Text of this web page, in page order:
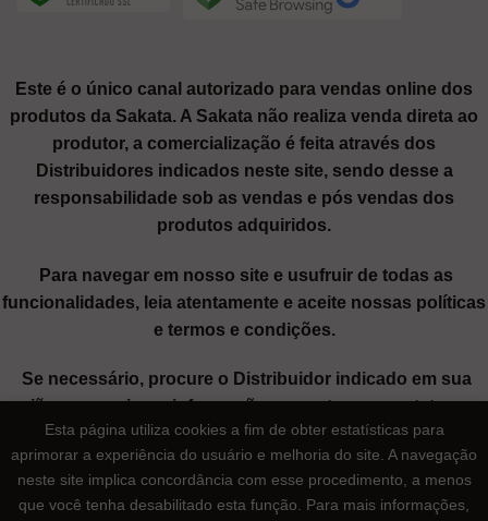
Este é o único canal autorizado para vendas online dos
produtos da Sakata. A Sakata não realiza venda direta ao
produtor, a comercialização é feita através dos
Distribuidores indicados neste site, sendo desse a
responsabilidade sob as vendas e pós vendas dos
produtos adquiridos.
Para navegar em nosso site e usufruir de todas as
funcionalidades, leia atentamente e aceite nossas políticas
e termos e condições.
Se necessário, procure o Distribuidor indicado em sua
região para maiores informações ou entre em contato com
nosso SAC através dos canais de atendimento.
Sakata Seed Sudamerica Ltda | CNPJ: 62.196.167/0003-99 |
Esta página utiliza cookies a fim de obter estatísticas para
aprimorar a experiência do usuário e melhoria do site. A navegação
neste site implica concordância com esse procedimento, a menos
que você tenha desabilitado esta função. Para mais informações,